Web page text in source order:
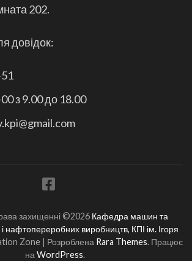
202.
довідок:
з 9.00 до 18.00
захищенні ©2026 Кафедра машин та
і нафтопереробних виробництв, КПІ ім. Ігоря
Zone | Розроблена Rara Themes. Працює
на WordPress.